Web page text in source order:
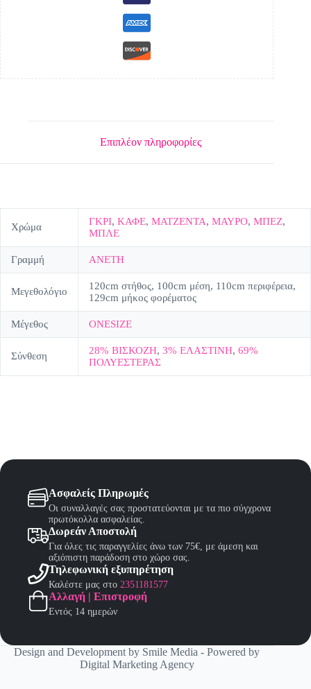
Επιπλέον πληροφορίες
Χρώμα ΓΚΡΙ, ΚΑΦΕ, ΜΑΤΖΕΝΤΑ, ΜΑΥΡΟ, ΜΠΕΖ,
ΜΠΛΕ
Γραμμή ΑΝΕΤΗ
Μεγεθολόγιο
120cm στήθος, 100cm μέση, 110cm περιφέρεια,
129cm μήκος φορέματος
Μέγεθος ONESIZE
Σύνθεση 28% ΒΙΣΚΟΖΗ, 3% ΕΛΑΣΤΙΝΗ, 69%
ΠΟΛΥΕΣΤΕΡΑΣ
Ασφαλείς Πληρωμές
Οι συναλλαγές σας προστατεύονται με τα πιο σύγχρονα
πρωτόκολλα ασφαλείας.
Δωρεάν Αποστολή
Για όλες τις παραγγελίες άνω των 75€, με άμεση και
αξιόπιστη παράδοση στο χώρο σας.
Τηλεφωνική εξυπηρέτηση
Καλέστε μας στο 2351181577
Αλλαγή | Επιστροφή
Εντός 14 ημερών
Design and Development by Smile Media - Powered by
Digital Marketing Agency